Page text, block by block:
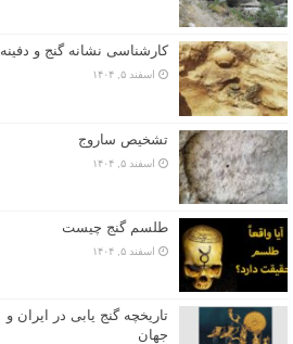
کارشناسی نشانه گنج و دفینه
اسفند ۵, ۱۴۰۴
تشخیص ساروج
اسفند ۵, ۱۴۰۴
طلسم گنج چیست
اسفند ۵, ۱۴۰۴
تاریخچه گنج‌ یابی در ایران و
جهان